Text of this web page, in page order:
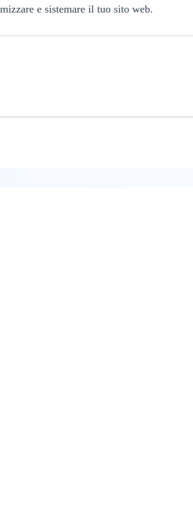
e sistemare il tuo sito web.